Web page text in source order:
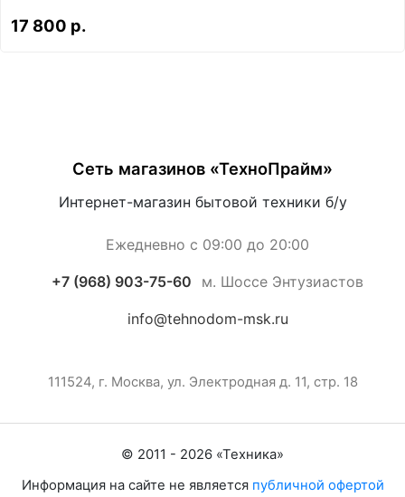
17 800 р.
Сеть магазинов «ТехноПрайм»
Интернет-магазин бытовой техники б/у
Ежедневно с 09:00 до 20:00
+7 (968) 903-75-60 м. Шоссе Энтузиастов
info@tehnodom-msk.ru
111524, г. Москва, ул. Электродная д. 11, стр. 18
© 2011 - 2026 «Техника»
Информация на сайте не является публичной офертой